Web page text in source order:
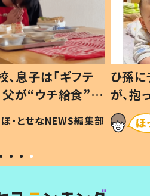
息子は「ギフテ
が“ウチ給食”を
由とは #令和の親
ほ・とせなNEWS編集部
ひ孫
が、
「涙が
い」